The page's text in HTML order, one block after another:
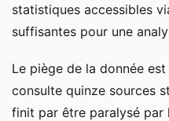
statistiques accessibles
suffisantes pour une
Le piège de la donnée
consulte quinze sources
finit par être paralysé par